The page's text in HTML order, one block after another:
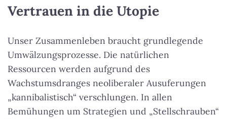
Vertrauen in die Utopie
Unser Zusammenleben braucht grundlegende
Umwälzungsprozesse. Die natürlichen
Ressourcen werden aufgrund des
Wachstumsdranges neoliberaler Ausuferungen
„kannibalistisch“ verschlungen. In allen
Bemühungen um Strategien und „Stellschrauben“